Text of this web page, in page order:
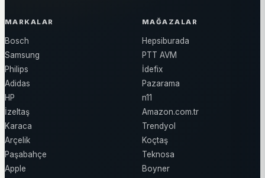
MARKALAR
Bosch
Samsung
Philips
Adidas
HP
İzeltaş
Karaca
Arçelik
Paşabahçe
Apple
MAĞAZALAR
Hepsiburada
PTT AVM
İdefix
Pazarama
n11
Amazon.com.tr
Trendyol
Koçtaş
Teknosa
Boyner